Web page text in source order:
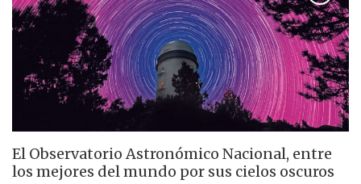
El Observatorio Astronómico Nacional, entre
los mejores del mundo por sus cielos oscuros